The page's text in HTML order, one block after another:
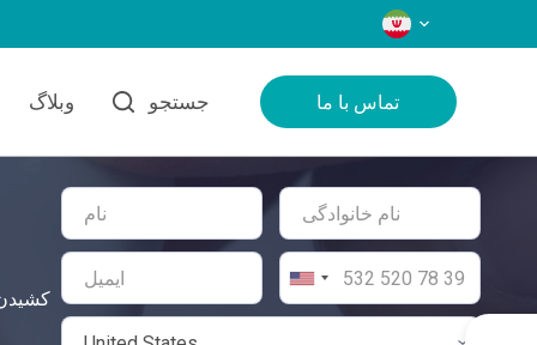
زبان‌ها
وبلاگ جستجو تماس با ما